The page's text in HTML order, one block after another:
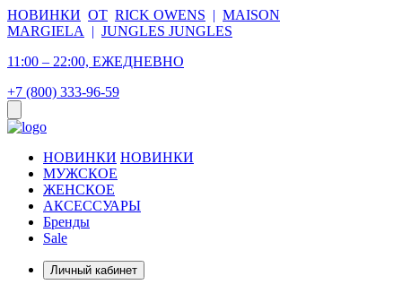
НОВИНКИ ОТ RICK OWENS | MAISON
MARGIELA
| JUNGLES JUNGLES
11:00 – 22:00, ЕЖЕДНЕВНО
+7 (800) 333-96-59
НОВИНКИ НОВИНКИ
МУЖСКОЕ
ЖЕНСКОЕ
АКСЕССУАРЫ
Бренды
Sale
Личный кабинет